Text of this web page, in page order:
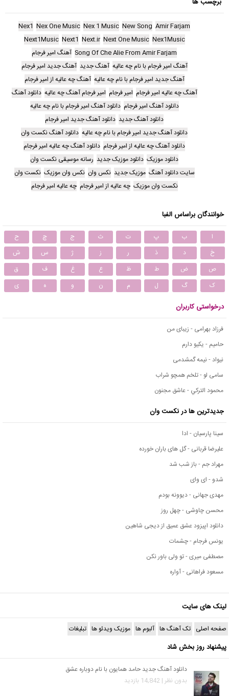
Amir Farjam
New Song
Nex 1 Music
Nex One Music
Nex1
Nex1Music
Next One Music
Next.ir
Next1
Next1Music
Song Of Che Alie From Amir Farjam آهنگ امیر فرجام
آهنگ امیر فرجام با نام چه عالیه آهنگ جدید آهنگ جدید امیر فرجام
آهنگ جدید امیر فرجام با نام چه عالیه آهنگ چه عالیه از امیر فرجام
آهنگ چه عالیه امیر فرجام امیر فرجام امیر فرجام آهنگ چه عالیه دانلود آهنگ
دانلود آهنگ امیر فرجام دانلود آهنگ امیر فرجام با نام چه عالیه
دانلود آهنگ جدید دانلود آهنگ جدید امیر فرجام
دانلود آهنگ جدید امیر فرجام با نام چه عالیه دانلود آهنگ نکست وان
دانلود آهنگ چه عالیه از امیر فرجام دانلود آهنگ چه عالیه امیر فرجام
دانلود موزیک دانلود موزیک جدید رسانه موسیقی نکست وان
سایت دانلود آهنگ موزیک جدید نکس وان نکس وان موزیک نکست وان
نکست وان موزیک چه عالیه از امیر فرجام چه عالیه امیر فرجام
خوانندگان براساس الفبا
ا ب پ ت ث ج چ
ح
خ
د ذ ر ز ژ س
ش
ص
ض ط ظ ع غ ف
ق
ک
گ ل م ن و ه ی
درخواستی کاربران
فرزاد بهرامی - زیبای من
حامیم - یکیو دارم
نیواد - نیمه گمشدمی
سامی لو - تلخم همچو شراب
محمود التركي - عاشق مجنون
جدیدترین ها در نکست وان
سینا پارسیان - ادا
علیرضا قربانی - گل های باران خورده
مهراد جم - باز شب شد
شدو - ای وای
مهدی جهانی - دیوونه بودم
محسن چاوشی - چهل روز
دانلود اپیزود عشق عمیق از دیجی شاهین
یونس فرجام - چشمات
مصطفی میری - تو ولی باور نکن
مسعود فراهانی - آواره
لینک های سایت
صفحه اصلی تک آهنگ ها آلبوم ها موزیک ویدئو ها تبلیغات
پیشنهاد روز بخش شاد
دانلود آهنگ جدید حامد همایون با نام دوباره عشق
بدون نظر | 14,842 بازدید